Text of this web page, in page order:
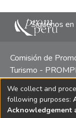
Siguenos en
Comisión de
Turismo -
Central
Oeste 50, Edificio
Lima
We collect and
following purposes:
Acknowledgement